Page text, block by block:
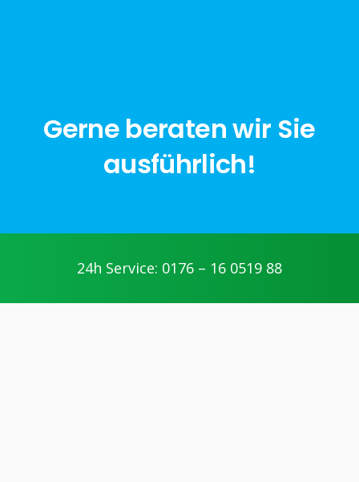
Gerne beraten wir Sie
ausführlich!
24h Service: 0176 – 16 0519 88